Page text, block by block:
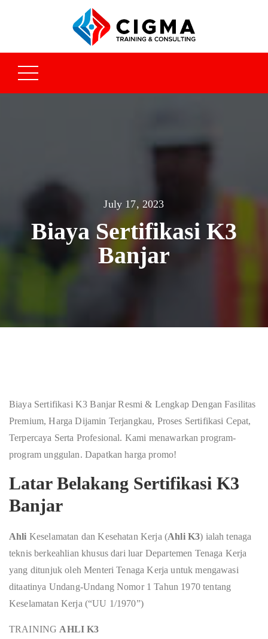
July 17, 2023
Biaya Sertifikasi K3
Banjar
Biaya Sertifikasi K3 Banjar Resmi & Lengkap Dengan Fasilitas
Premium, Harga Dijamin Terjangkau, Proses Sertifikasi Cepat,
Terpercaya Serta Profesional. Kami menawarkan program-
program unggulan. Dapatkan harga promo!
Latar Belakang Sertifikasi K3
Banjar
Ahli Keselamatan dan Kesehatan Kerja (Ahli K3) ialah tenaga
teknis berkeahlian khusus dari luar Departemen Tenaga Kerja
yang ditunjuk oleh Menteri Tenaga Kerja untuk mengawasi
ditaatinya Undang-Undang Nomor 1 Tahun 1970 tentang
Keselamatan Kerja (“UU 1/1970”)
TRAINING AHLI K3